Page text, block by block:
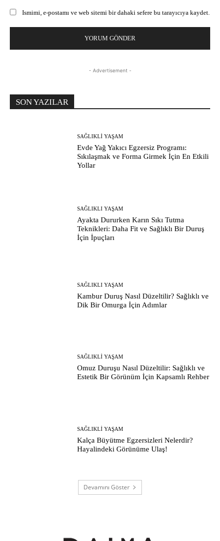
Ismimi, e-postamı ve web sitemi bir dahaki sefere bu tarayıcıya kaydet.
- Advertisement -
SON YAZILAR
SAĞLIKLI YAŞAM
Evde Yağ Yakıcı Egzersiz Programı:
Sıkılaşmak ve Forma Girmek İçin En Etkili
Yollar
SAĞLIKLI YAŞAM
Ayakta Dururken Karın Sıkı Tutma
Teknikleri: Daha Fit ve Sağlıklı Bir Duruş
İçin İpuçları
SAĞLIKLI YAŞAM
Kambur Duruş Nasıl Düzeltilir? Sağlıklı ve
Dik Bir Omurga İçin Adımlar
SAĞLIKLI YAŞAM
Omuz Duruşu Nasıl Düzeltilir: Sağlıklı ve
Estetik Bir Görünüm İçin Kapsamlı Rehber
SAĞLIKLI YAŞAM
Kalça Büyütme Egzersizleri Nelerdir?
Hayalindeki Görünüme Ulaş!
Devamını Göster